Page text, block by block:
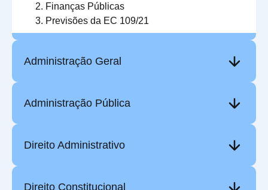
Finanças Públicas
Previsões da EC 109/21
Administração Geral
Administração Pública
Direito Administrativo
Direito Constitucional